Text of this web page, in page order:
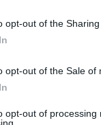
opt-out of the
opt-out of the Sale of
opt-out of
contributi pubblici
ai sensi della